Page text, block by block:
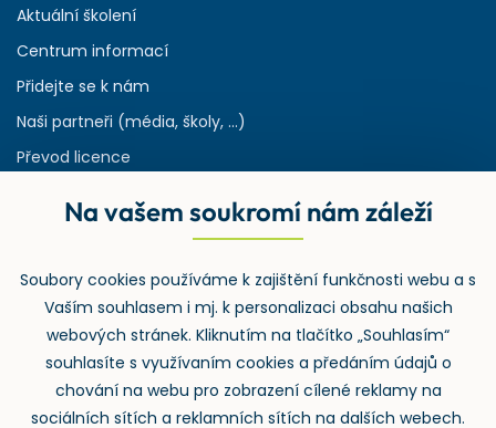
Aktuální školení
Centrum informací
Přidejte se k nám
Naši partneři (média, školy, ...)
Převod licence
Rejstřík používaných zkratek v odpadech
Zpětný odběr
Na vašem soukromí nám záleží
Soubory cookies používáme k zajištění funkčnosti webu a s
Vaším souhlasem i mj. k personalizaci obsahu našich
webových stránek. Kliknutím na tlačítko „Souhlasím“
souhlasíte s využívaním cookies a předáním údajů o
chování na webu pro zobrazení cílené reklamy na
sociálních sítích a reklamních sítích na dalších webech.